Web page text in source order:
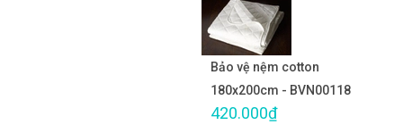
Bảo vệ nệm cotton
180x200cm - BVN00118
420.000₫